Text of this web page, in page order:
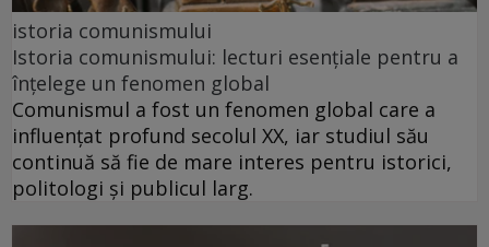
istoria comunismului
Istoria comunismului: lecturi esențiale pentru a
înțelege un fenomen global
Comunismul a fost un fenomen global care a
influențat profund secolul XX, iar studiul său
continuă să fie de mare interes pentru istorici,
politologi și publicul larg.